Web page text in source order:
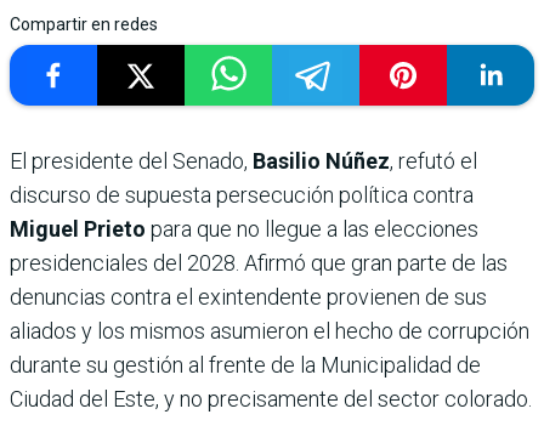
Compartir en redes
El presidente del Senado, Basilio Núñez, refutó el
discurso de supuesta persecución política contra
Miguel Prieto para que no llegue a las elecciones
presidenciales del 2028. Afirmó que gran parte de las
denuncias contra el exintendente provienen de sus
aliados y los mismos asumieron el hecho de corrupción
durante su gestión al frente de la Municipalidad de
Ciudad del Este, y no precisamente del sector colorado.